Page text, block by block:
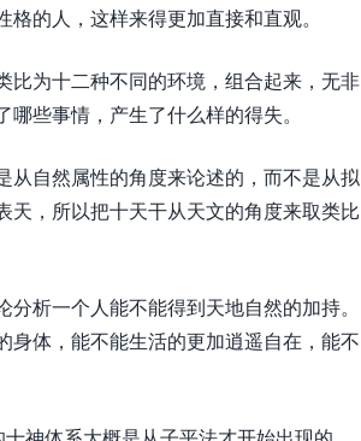
的人，这样来得更加直接和直观。
比为十二种不同的环境，组合起来，无非
些事情，产生了什么样的得失。
从自然属性的角度来论述的，而不是从拟
天，所以把十天干从天文的角度来取类比
析一个人能不能得到天地自然的加持。
身体，能不能生活的更加逍遥自在，能不